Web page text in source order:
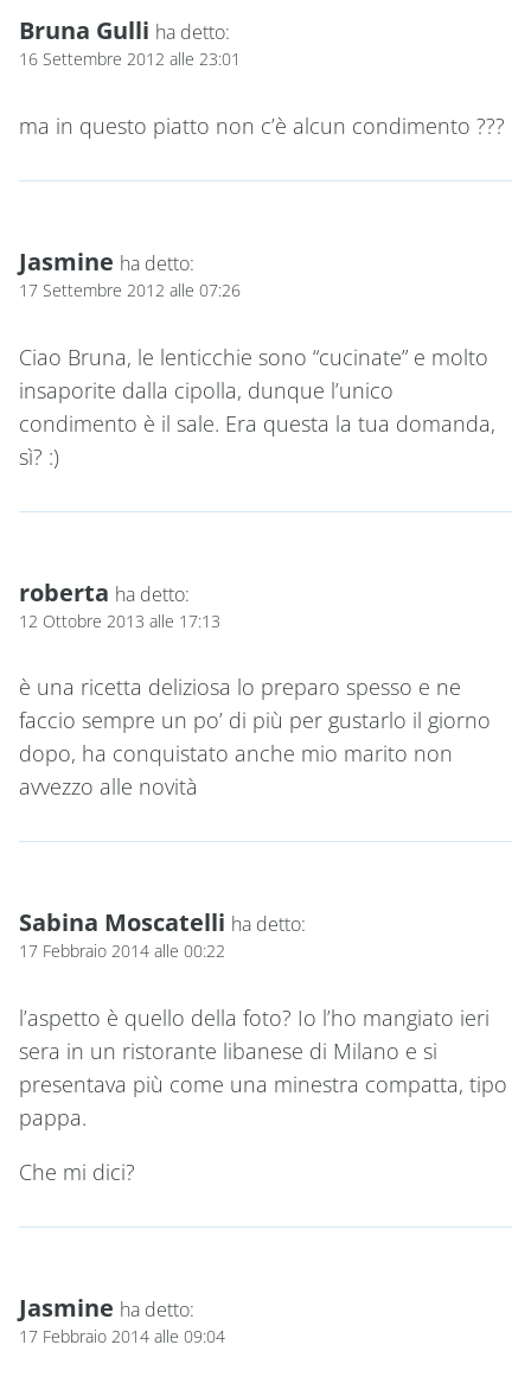
Bruna Gulli ha detto:
16 Settembre 2012 alle 23:01
ma in questo piatto non c’è alcun condimento ???
Jasmine ha detto:
17 Settembre 2012 alle 07:26
Ciao Bruna, le lenticchie sono “cucinate” e molto
insaporite dalla cipolla, dunque l’unico
condimento è il sale. Era questa la tua domanda,
sì? :)
roberta ha detto:
12 Ottobre 2013 alle 17:13
è una ricetta deliziosa lo preparo spesso e ne
faccio sempre un po’ di più per gustarlo il giorno
dopo, ha conquistato anche mio marito non
avvezzo alle novità
Sabina Moscatelli ha detto:
17 Febbraio 2014 alle 00:22
l’aspetto è quello della foto? Io l’ho mangiato ieri
sera in un ristorante libanese di Milano e si
presentava più come una minestra compatta, tipo
pappa.
Che mi dici?
Jasmine ha detto:
17 Febbraio 2014 alle 09:04